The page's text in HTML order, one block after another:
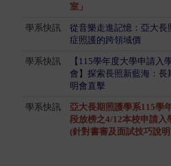
室」
學系快訊
從音樂走進記憶：亞大長
症照護的跨領域價
學系快訊
【115學年度大學申請入
會】探索長照新藍海：長
明會直擊
學系快訊
亞大長期照護學系115學
段放榜之4/12本校申請入
(針對書審及面試技巧說